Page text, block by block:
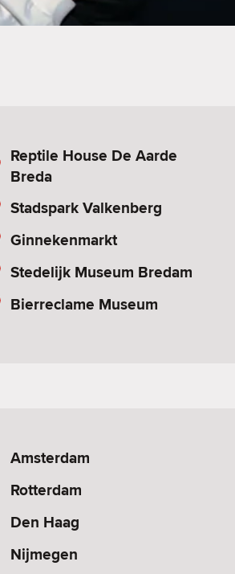
Reptile House De Aarde
Breda
Stadspark Valkenberg
Ginnekenmarkt
Stedelijk Museum Bredam
Bierreclame Museum
Amsterdam
Rotterdam
Den Haag
Nijmegen